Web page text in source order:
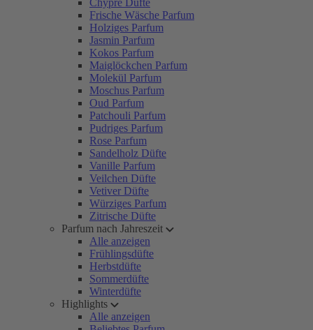
Chypre Düfte
Frische Wäsche Parfum
Holziges Parfum
Jasmin Parfum
Kokos Parfum
Maiglöckchen Parfum
Molekül Parfum
Moschus Parfum
Oud Parfum
Patchouli Parfum
Pudriges Parfum
Rose Parfum
Sandelholz Düfte
Vanille Parfum
Veilchen Düfte
Vetiver Düfte
Würziges Parfum
Zitrische Düfte
Parfum nach Jahreszeit
Alle anzeigen
Frühlingsdüfte
Herbstdüfte
Sommerdüfte
Winterdüfte
Highlights
Alle anzeigen